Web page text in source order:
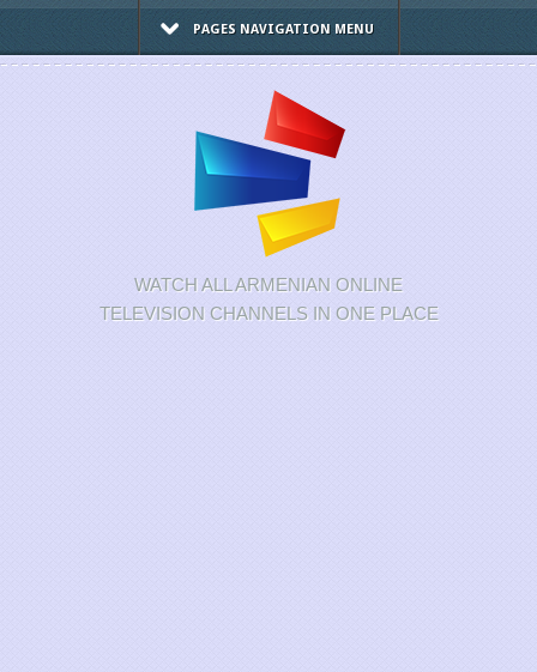
PAGES NAVIGATION MENU
WATCH ALL ARMENIAN ONLINE
TELEVISION CHANNELS IN ONE PLACE